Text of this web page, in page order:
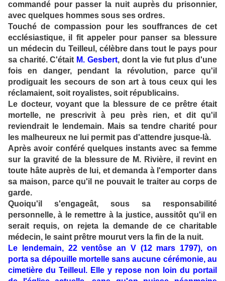
commandé pour passer la nuit auprès du prisonnier,
avec quelques hommes sous ses ordres.
Touché de compassion pour les souffrances de cet
ecclésiastique, il fit appeler pour panser sa blessure
un médecin du Teilleul, célèbre dans tout le pays pour
sa charité. C'était M. Gesbert, dont la vie fut plus d'une
fois en danger, pendant la révolution, parce qu'il
prodiguait les secours de son art à tous ceux qui les
réclamaient, soit royalistes, soit républicains.
Le docteur, voyant que la blessure de ce prêtre était
mortelle, ne prescrivit à peu près rien, et dit qu'il
reviendrait le lendemain. Mais sa tendre charité pour
les malheureux ne lui permit pas d'attendre jusque-là.
Après avoir conféré quelques instants avec sa femme
sur la gravité de la blessure de M. Rivière, il revint en
toute hâte auprès de lui, et demanda à l'emporter dans
sa maison, parce qu'il ne pouvait le traiter au corps de
garde.
Quoiqu'il s'engageât, sous sa responsabilité
personnelle, à le remettre à la justice, aussitôt qu'il en
serait requis, on rejeta la demande de ce charitable
médecin, le saint prêtre mourut vers la fin de la nuit.
Le lendemain, 22 ventôse an V (12 mars 1797), on
porta sa dépouille mortelle sans aucune cérémonie, au
cimetière du Teilleul. Elle y repose non loin du portail